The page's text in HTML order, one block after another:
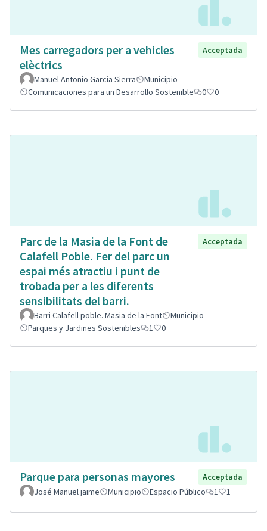
Mes carregadors per a vehicles
elèctrics
Acceptada
Manuel Antonio García Sierra
Municipio
Comunicaciones para un Desarrollo Sostenible
0 0
Parc de la Masia de la Font de
Calafell Poble. Fer del parc un
espai més atractiu i punt de
trobada per a les diferents
sensibilitats del barri.
Acceptada
Barri Calafell poble. Masia de la Font
Municipio
Parques y Jardines Sostenibles
1 0
Parque para personas mayores
Acceptada
José Manuel jaime
Municipio Espacio Público 1 1